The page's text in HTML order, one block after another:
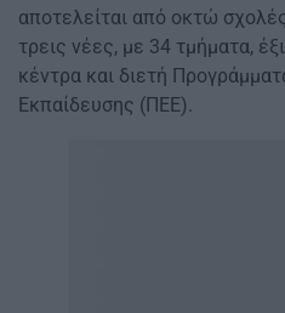
αποτελείται από οκτώ
τρεις νέες, με 34 τμήματα,
κέντρα και διετή
Εκπαίδευσης (ΠΕΕ).